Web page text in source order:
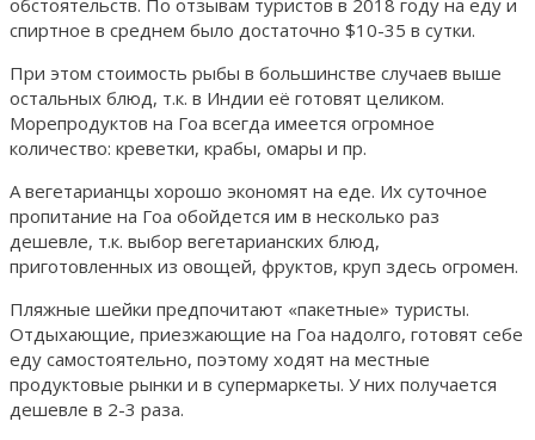
спиртное в среднем было достаточно $10-35 в сутки.
При этом стоимость рыбы в большинстве случаев выше
остальных блюд, т.к. в Индии её готовят целиком.
Морепродуктов на Гоа всегда имеется огромное
количество: креветки, крабы, омары и пр.
А вегетарианцы хорошо экономят на еде. Их суточное
пропитание на Гоа обойдется им в несколько раз
дешевле, т.к. выбор вегетарианских блюд,
приготовленных из овощей, фруктов, круп здесь огромен.
Пляжные шейки предпочитают «пакетные» туристы.
Отдыхающие, приезжающие на Гоа надолго, готовят себе
еду самостоятельно, поэтому ходят на местные
продуктовые рынки и в супермаркеты. У них получается
дешевле в 2-3 раза.